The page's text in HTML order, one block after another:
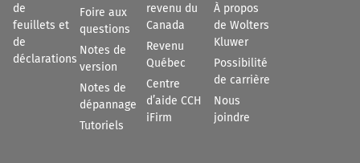
de
feuillets et
de
déclarations
Foire aux
questions
Notes de
version
Notes de
dépannage
Tutoriels
revenu du
Canada
Revenu
Québec
Centre
d’aide CCH
iFirm
À propos
de Wolters
Kluwer
Possibilité
de carrière
Nous
joindre